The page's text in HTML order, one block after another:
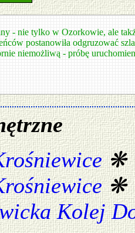
- nie tylko w Ozorkowie, ale
postanowiła odgruzować
niemożliwą - próbę
Kolej